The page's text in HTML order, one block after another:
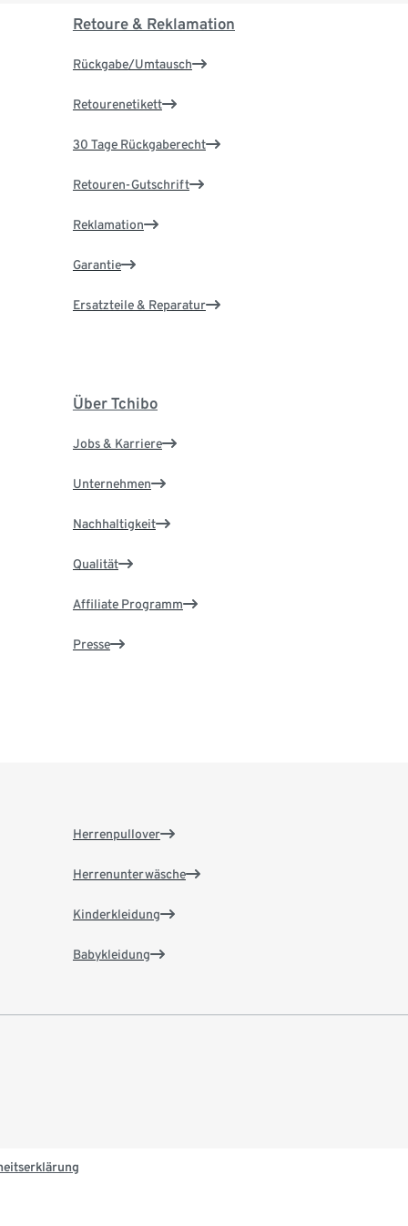
Retoure & Reklamation
Rückgabe/Umtausch
Retourenetikett
30 Tage Rückgaberecht
Retouren-Gutschrift
Reklamation
Garantie
Ersatzteile & Reparatur
Über Tchibo
Jobs & Karriere
Unternehmen
Nachhaltigkeit
Qualität
Affiliate Programm
Presse
Herrenpullover
Herrenunterwäsche
Kinderkleidung
Babykleidung